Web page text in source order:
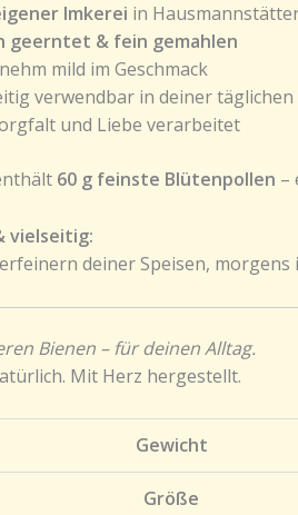
Imkerei in
geerntet & fein gemahlen
mild im Geschmack
verwendbar in deiner
und Liebe verarbeitet
60 g feinste Blütenpollen –
vielseitig:
deiner Speisen,
Bienen – für deinen Alltag.
Mit Herz hergestellt.
Gewicht
Größe